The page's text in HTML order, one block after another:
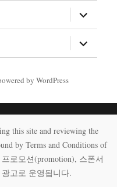
위
메
뉴
확
장
위
메
by WordPress